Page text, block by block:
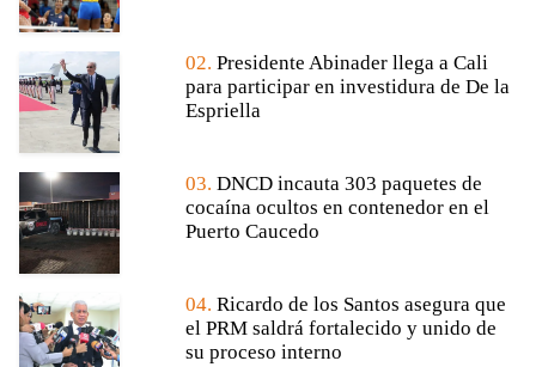
02. Presidente Abinader llega a Cali
para participar en investidura de De la
Espriella
03. DNCD incauta 303 paquetes de
cocaína ocultos en contenedor en el
Puerto Caucedo
04. Ricardo de los Santos asegura que
el PRM saldrá fortalecido y unido de
su proceso interno